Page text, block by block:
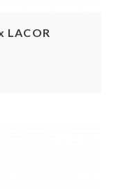
LACOR